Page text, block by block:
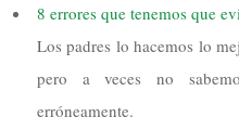
8 errores que tenemos que
Los padres lo hacemos lo
pero a veces no
erróneamente.